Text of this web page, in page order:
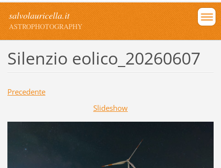
salvolauricella.it
ASTROPHOTOGRAPHY
Silenzio eolico_20260607
Precedente
Slideshow